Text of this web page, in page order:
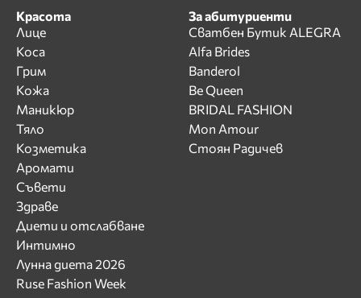
Красота
Лице
Коса
Грим
Кожа
Маникюр
Тяло
Козметика
Аромати
Съвети
Здраве
Диети и отслабване
Интимно
Лунна диета 2026
Ruse Fashion Week
За абитуриенти
Сватбен Бутик ALEGRA
Alfa Brides
Banderol
Be Queen
BRIDAL FASHION
Mon Amour
Стоян Радичев